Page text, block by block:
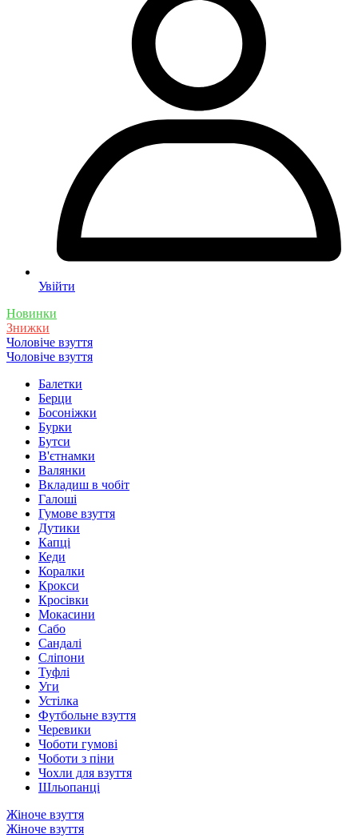
Увійти
Новинки
Знижки
Чоловіче взуття
Чоловіче взуття
Балетки
Берци
Босоніжки
Бурки
Бутси
В'єтнамки
Валянки
Вкладиш в чобіт
Галоші
Гумове взуття
Дутики
Капці
Кеди
Коралки
Крокси
Кросівки
Мокасини
Сабо
Сандалі
Сліпони
Туфлі
Уги
Устілка
Футбольне взуття
Черевики
Чоботи гумові
Чоботи з піни
Чохли для взуття
Шльопанці
Жіноче взуття
Жіноче взуття